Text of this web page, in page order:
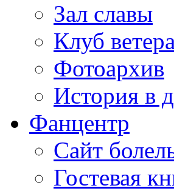
Зал славы
Клуб
Фотоархив
История в
Фанцентр
Сайт
Гостевая